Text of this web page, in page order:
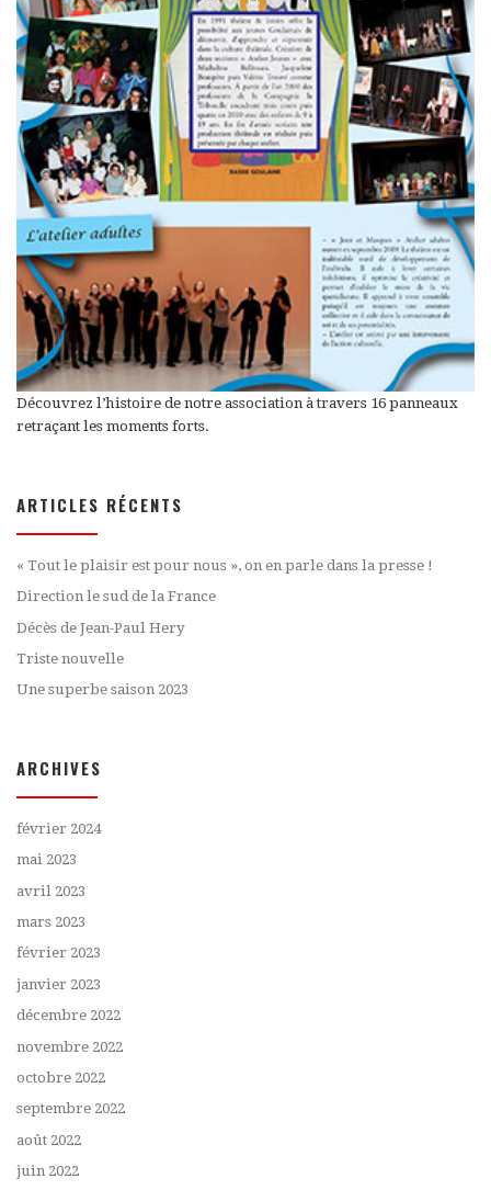
Découvrez l’histoire de notre association à travers 16 panneaux
retraçant les moments forts.
ARTICLES RÉCENTS
« Tout le plaisir est pour nous », on en parle dans la presse !
Direction le sud de la France
Décès de Jean-Paul Hery
Triste nouvelle
Une superbe saison 2023
ARCHIVES
février 2024
mai 2023
avril 2023
mars 2023
février 2023
janvier 2023
décembre 2022
novembre 2022
octobre 2022
septembre 2022
août 2022
juin 2022